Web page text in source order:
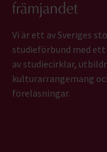
Vi är ett av Sveriges
studieförbund med
av studiecirklar,
kulturarrangemang
föreläsningar.